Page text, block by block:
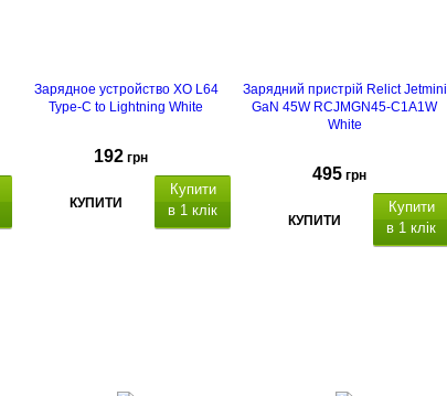
Зарядное устройство XO L64
Type-C to Lightning White
192 грн
КУПИТИ
Купити
в 1 клік
Зарядний пристрій Relict Jetmini
GaN 45W RCJMGN45-C1A1W
White
495 грн
КУПИТИ
Купити
в 1 клік